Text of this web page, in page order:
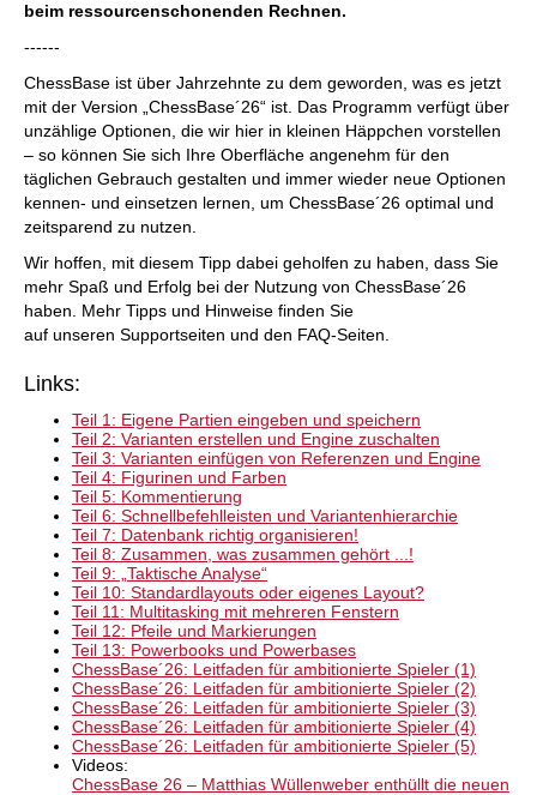
beim ressourcenschonenden Rechnen.
------
ChessBase ist über Jahrzehnte zu dem geworden, was es jetzt
mit der Version „ChessBase´26“ ist. Das Programm verfügt über
unzählige Optionen, die wir hier in kleinen Häppchen vorstellen
– so können Sie sich Ihre Oberfläche angenehm für den
täglichen Gebrauch gestalten und immer wieder neue Optionen
kennen- und einsetzen lernen, um ChessBase´26 optimal und
zeitsparend zu nutzen.
Wir hoffen, mit diesem Tipp dabei geholfen zu haben, dass Sie
mehr Spaß und Erfolg bei der Nutzung von ChessBase´26
haben. Mehr Tipps und Hinweise finden Sie
auf unseren Supportseiten und den FAQ-Seiten.
Links:
Teil 1: Eigene Partien eingeben und speichern
Teil 2: Varianten erstellen und Engine zuschalten
Teil 3: Varianten einfügen von Referenzen und Engine
Teil 4: Figurinen und Farben
Teil 5: Kommentierung
Teil 6: Schnellbefehlleisten und Variantenhierarchie
Teil 7: Datenbank richtig organisieren!
Teil 8: Zusammen, was zusammen gehört ...!
Teil 9: „Taktische Analyse“
Teil 10: Standardlayouts oder eigenes Layout?
Teil 11: Multitasking mit mehreren Fenstern
Teil 12: Pfeile und Markierungen
Teil 13: Powerbooks und Powerbases
ChessBase´26: Leitfaden für ambitionierte Spieler (1)
ChessBase´26: Leitfaden für ambitionierte Spieler (2)
ChessBase´26: Leitfaden für ambitionierte Spieler (3)
ChessBase´26: Leitfaden für ambitionierte Spieler (4)
ChessBase´26: Leitfaden für ambitionierte Spieler (5)
Videos:
ChessBase 26 – Matthias Wüllenweber enthüllt die neuen